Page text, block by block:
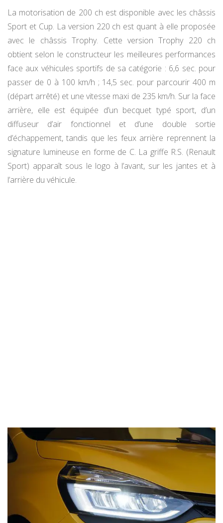
La motorisation de 200 ch est disponible avec les châssis
Sport et Cup. La version 220 ch est quant à elle proposée
avec le châssis Trophy. Cette version Trophy 220 ch
obtient selon le constructeur les meilleures performances
face aux véhicules sportifs de sa catégorie : 6,6 sec. pour
passer de 0 à 100 km/h ; 14,5 sec. pour parcourir 400 m
(départ arrêté) et une vitesse maxi de 235 km/h. Sur la face
arrière, elle est équipée d’un becquet typé sport, d’un
diffuseur d’air fonctionnel et d’une double sortie
d’échappement, tandis que les feux arrière reprennent la
signature lumineuse en forme de C. La griffe R.S. (Renault
Sport) apparaît sous le logo à l’avant, sur les jantes et à
l’arrière du véhicule.